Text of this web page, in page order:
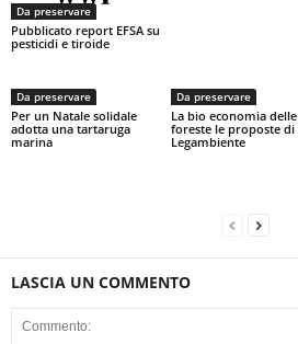
Da preservare
Pubblicato report EFSA su
pesticidi e tiroide
Da preservare
Per un Natale solidale
adotta una tartaruga
marina
Da preservare
La bio economia delle
foreste le proposte di
Legambiente
LASCIA UN COMMENTO